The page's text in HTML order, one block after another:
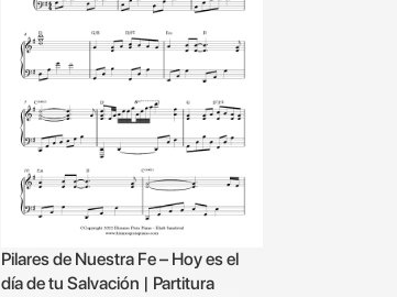
Pilares de Nuestra Fe – Hoy es el
día de tu Salvación | Partitura